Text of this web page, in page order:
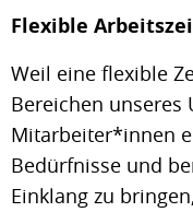
Flexible
Weil eine flexible
Bereichen unseres
Mitarbeiter*innen
Bedürfnisse und
Einklang zu